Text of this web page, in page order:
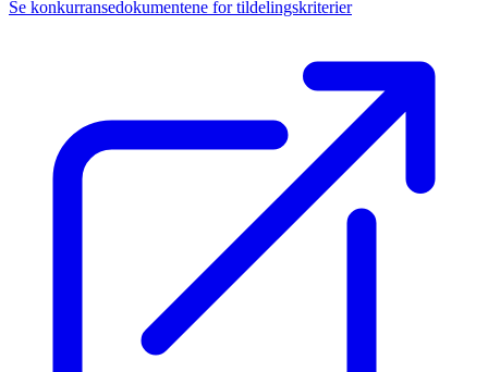
Se konkurransedokumentene for tildelingskriterier